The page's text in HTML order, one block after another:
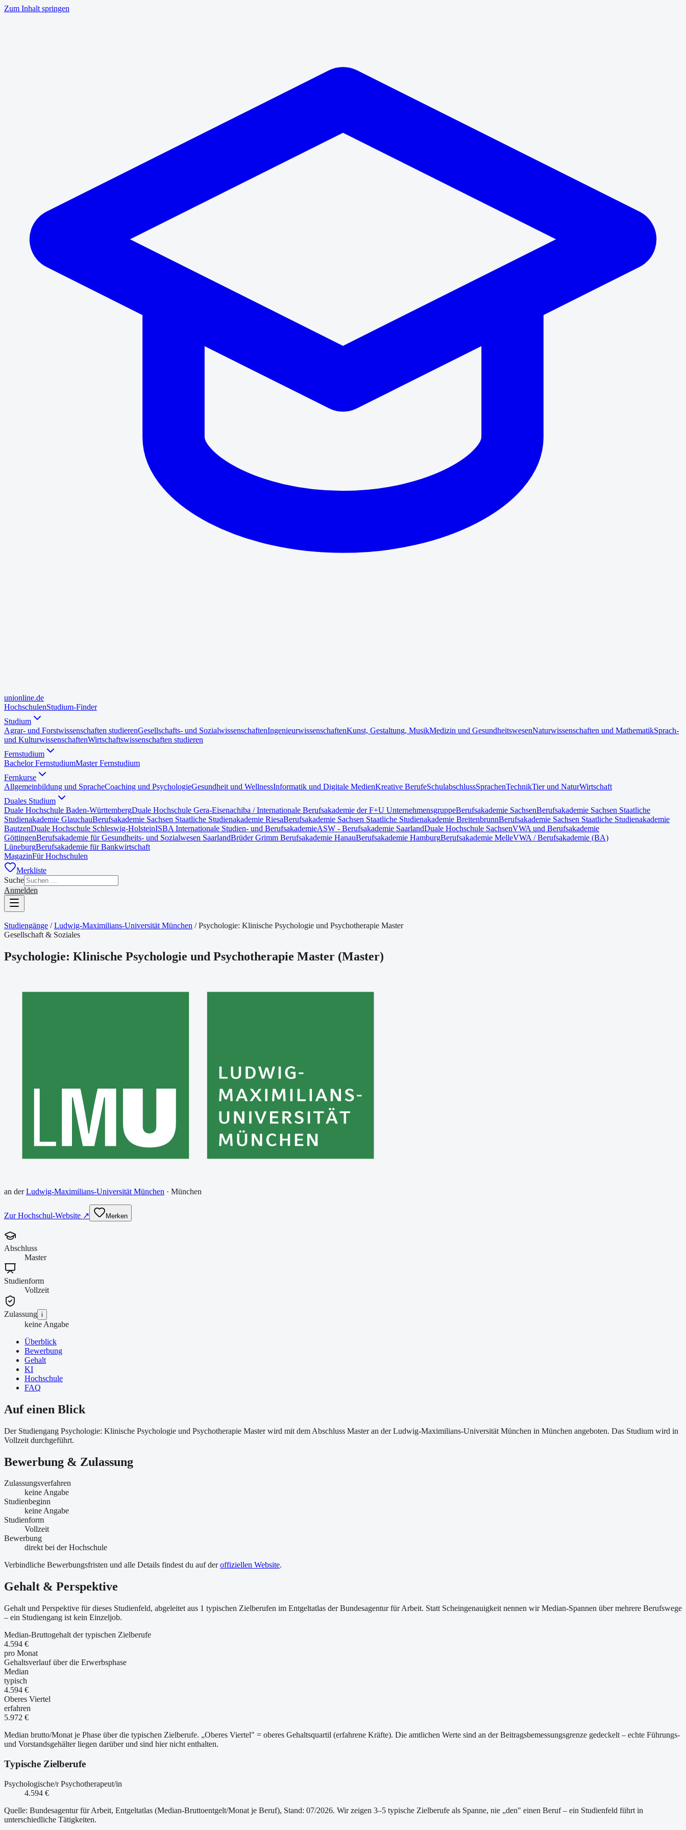
Zum Inhalt springen
unionline.de
HochschulenStudium-Finder
Studium
Agrar- und Forstwissenschaften studierenGesellschafts- und SozialwissenschaftenIngenieurwissenschaftenKunst, Gestaltung, MusikMedizin und GesundheitswesenNaturwissenschaften und MathematikSprach-
und KulturwissenschaftenWirtschaftswissenschaften studieren
Fernstudium
Bachelor FernstudiumMaster Fernstudium
Fernkurse
Allgemeinbildung und SpracheCoaching und PsychologieGesundheit und WellnessInformatik und Digitale MedienKreative BerufeSchulabschlussSprachenTechnikTier und NaturWirtschaft
Duales Studium
Duale Hochschule Baden-WürttembergDuale Hochschule Gera-Eisenachiba / Internationale Berufsakademie der F+U UnternehmensgruppeBerufsakademie SachsenBerufsakademie Sachsen Staatliche
Studienakademie GlauchauBerufsakademie Sachsen Staatliche Studienakademie RiesaBerufsakademie Sachsen Staatliche Studienakademie BreitenbrunnBerufsakademie Sachsen Staatliche Studienakademie
BautzenDuale Hochschule Schleswig-HolsteinISBA Internationale Studien- und BerufsakademieASW - Berufsakademie SaarlandDuale Hochschule SachsenVWA und Berufsakademie
GöttingenBerufsakademie für Gesundheits- und Sozialwesen SaarlandBrüder Grimm Berufsakademie HanauBerufsakademie HamburgBerufsakademie MelleVWA / Berufsakademie (BA)
LüneburgBerufsakademie für Bankwirtschaft
MagazinFür Hochschulen
Merkliste
Suche
Anmelden
Studiengänge / Ludwig-Maximilians-Universität München /Psychologie: Klinische Psychologie und Psychotherapie Master
Gesellschaft & Soziales
Psychologie: Klinische Psychologie und Psychotherapie Master (Master)
an derLudwig-Maximilians-Universität München · München
Zur Hochschul-Website ↗ Merken
Abschluss
Master
Studienform
Vollzeit
Zulassung i
keine Angabe
Überblick
Bewerbung
Gehalt
KI
Hochschule
FAQ
Auf einen Blick
Der Studiengang Psychologie: Klinische Psychologie und Psychotherapie Master wird mit dem Abschluss Master an der Ludwig-Maximilians-Universität München in München angeboten. Das Studium wird in
Vollzeit durchgeführt.
Bewerbung & Zulassung
Zulassungsverfahren
keine Angabe
Studienbeginn
keine Angabe
Studienform
Vollzeit
Bewerbung
direkt bei der Hochschule
Verbindliche Bewerbungsfristen und alle Details findest du auf der offiziellen Website.
Gehalt & Perspektive
Gehalt und Perspektive für dieses Studienfeld, abgeleitet aus 1 typischen Zielberufen im Entgeltatlas der Bundesagentur für Arbeit. Statt Scheingenauigkeit nennen wir Median-Spannen über mehrere Berufswege
– ein Studiengang ist kein Einzeljob.
Median-Bruttogehalt der typischen Zielberufe
4.594 €
pro Monat
Gehaltsverlauf über die Erwerbsphase
Median
typisch
4.594 €
Oberes Viertel
erfahren
5.972 €
Median brutto/Monat je Phase über die typischen Zielberufe. „Oberes Viertel" = oberes Gehaltsquartil (erfahrene Kräfte). Die amtlichen Werte sind an der Beitragsbemessungsgrenze gedeckelt – echte Führungs-
und Vorstandsgehälter liegen darüber und sind hier nicht enthalten.
Typische Zielberufe
Psychologische/r Psychotherapeut/in
4.594 €
Quelle: Bundesagentur für Arbeit, Entgeltatlas (Median-Bruttoentgelt/Monat je Beruf), Stand: 07/2026. Wir zeigen 3–5 typische Zielberufe als Spanne, nie „den" einen Beruf – ein Studienfeld führt in
unterschiedliche Tätigkeiten.